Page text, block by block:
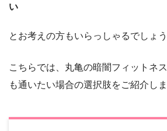
い
とお考えの方もいらっしゃるでしょう
こちらでは、丸亀の暗闇フィットネ
も通いたい場合の選択肢をご紹介しま